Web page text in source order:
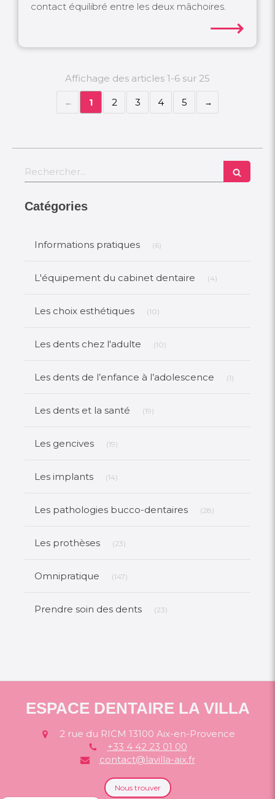
contact équilibré entre les deux mâchoires.
⟶
Affichage des articles 1-6 sur 25
1 2 3 4 5
Rechercher
Catégories
Informations pratiques (6)
L'équipement du cabinet dentaire (4)
Les choix esthétiques (10)
Les dents chez l'adulte (10)
Les dents de l’enfance à l’adolescence (1)
Les dents et la santé (19)
Les gencives (19)
Les implants (14)
Les pathologies bucco-dentaires (28)
Les prothèses (23)
Omnipratique (147)
Prendre soin des dents (23)
ESPACE DENTAIRE LA VILLA
2 rue du RICM 13100 Aix-en-Provence
+33 4 42 23 01 00
contact@lavilla-aix.fr
Nous trouver